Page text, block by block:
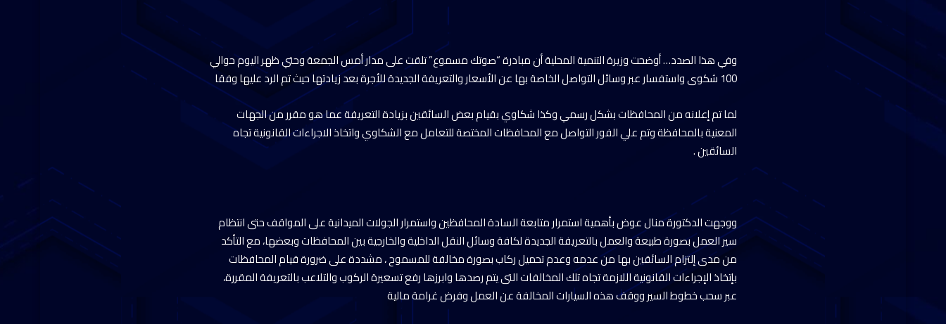
وفي هذا الصدد… أوضحت وزيرة التنمية المحلية أن مبادرة “صوتك مسموع” تلقت على مدار أمس الجمعة وحتي ظهر اليوم حوالي
100 شكوى واستفسار عبر وسائل التواصل الخاصة بها عن الأسعار والتعريفة الجديدة للأجرة بعد زيادتها حيث تم الرد عليها وفقا
لما تم إعلانه من المحافظات بشكل رسمي وكذا شكاوي بقيام بعض السائقين بزيادة التعريفة عما هو مقرر من الجهات
المعنية بالمحافظة وتم علي الفور التواصل مع المحافظات المختصة للتعامل مع الشكاوي واتخاذ الاجراءات القانونية تجاه
السائقين .
ووجهت الدكتورة منال عوض بأهمية استمرار متابعة السادة المحافظين واستمرار الجولات الميدانية على المواقف حتى انتظام
سير العمل بصورة طبيعة والعمل بالتعريفة الجديدة لكافة وسائل النقل الداخلية والخارجية بين المحافظات وبعضها، مع التأكد
من مدى إلتزام السائقين بها من عدمه وعدم تحميل ركاب بصورة مخالفة للمسموح ، مشددة على ضرورة قيام المحافظات
بإتخاذ الإجراءات القانونية اللازمة تجاه تلك المخالفات التى يتم رصدها وابرزها رفع تسعيرة الركوب والتلاعب بالتعريفة المقررة،
عبر سحب خطوط السير ووقف هذه السيارات المخالفة عن العمل وفرض غرامة مالية